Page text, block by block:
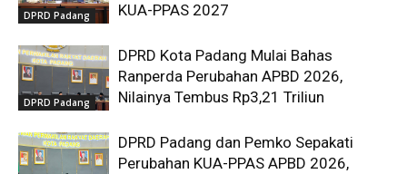
DPRD Padang
KUA-PPAS 2027
DPRD Padang
DPRD Kota Padang Mulai Bahas
Ranperda Perubahan APBD 2026,
Nilainya Tembus Rp3,21 Triliun
DPRD Padang dan Pemko Sepakati
Perubahan KUA-PPAS APBD 2026,